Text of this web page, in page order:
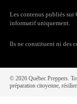
Les contenus publiés sur
informatif uniquement.
Ils ne constituent ni des
© 2026 Québec Preppers.
préparation citoyenne,